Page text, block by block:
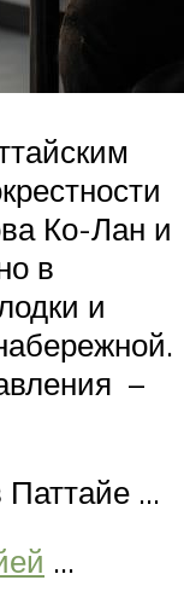
Ко-Лан и
в
и
–
…
…